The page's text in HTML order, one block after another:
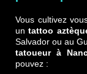
Vous cultivez
untattoo
Salvador ou au
tatoueur à
pouvez :